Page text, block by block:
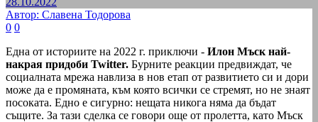
Автор: Славена Тодорова
0 0
Една от историите на 2022 г. приключи - Илон Мъск най-
накрая придоби Twitter. Бурните реакции предвиждат, че
социалната мрежа навлиза в нов етап от развитието си и дори
може да е промяната, към която всички се стремят, но не знаят
посоката. Едно е сигурно: нещата никога няма да бъдат
същите. За тази сделка се говори още от пролетта, като Мъск